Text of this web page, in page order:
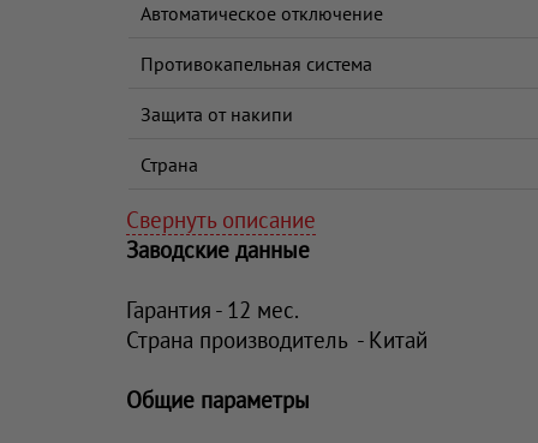
Автоматическое отключение
Противокапельная система
Защита от накипи
Страна
Свернуть описание
Заводские данные
Гарантия - 12 мес.
Страна производитель - Китай
Общие параметры